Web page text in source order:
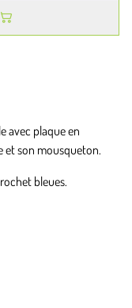
avec plaque en
et son mousqueton.
bleues.